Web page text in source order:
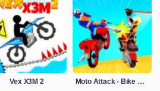
Vex X3M 2 Moto Attack - Bike Racing